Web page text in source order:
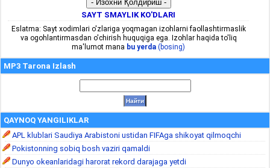
SAYT SMAYLIK KO'DLARI
Eslatma: Sayt xodimlari o'zlariga yoqmagan izohlarni faollashtirmaslik
va ogohlantirmasdan o'chirish huquqiga ega. Izohlar haqida to'liq
ma'lumot mana bu yerda (bosing)
MP3 Tarona Izlash
QAYNOQ YANGILIKLAR
APL klublari Saudiya Arabistoni ustidan FIFAga shikoyat qilmoqchi
Pokistonning sobiq bosh vaziri qamaldi
Dunyo okeanlaridagi harorat rekord darajaga yetdi